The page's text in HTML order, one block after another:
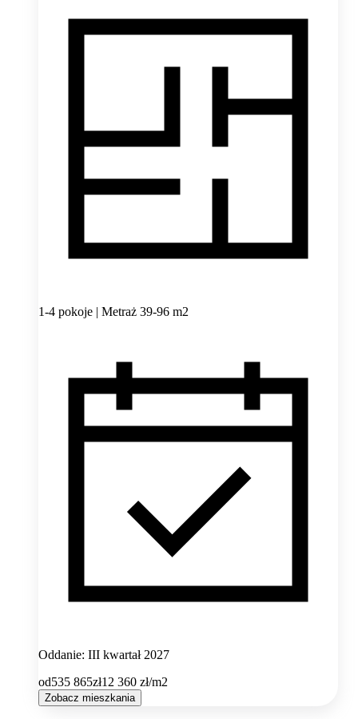
1-4 pokoje | Metraż 39-96 m2
Oddanie: III kwartał 2027
od535 865zł12 360 zł/m2
Zobacz mieszkania